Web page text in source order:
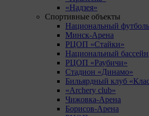
«Надзея»
Спортивные объекты
Национальный
Минск-Арена
РЦОП «Стайки»
Национальный бассейн
РЦОП «Раубичи»
Стадион «Динамо»
Бильярдный клуб
«Archery club»
Чижовка-Арена
Борисов-Арена